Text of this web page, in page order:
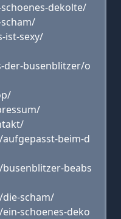
dekolte/
ist-sexy/
der-busenblitzer/o
beim-d
beabs
scham/
schoenes-deko